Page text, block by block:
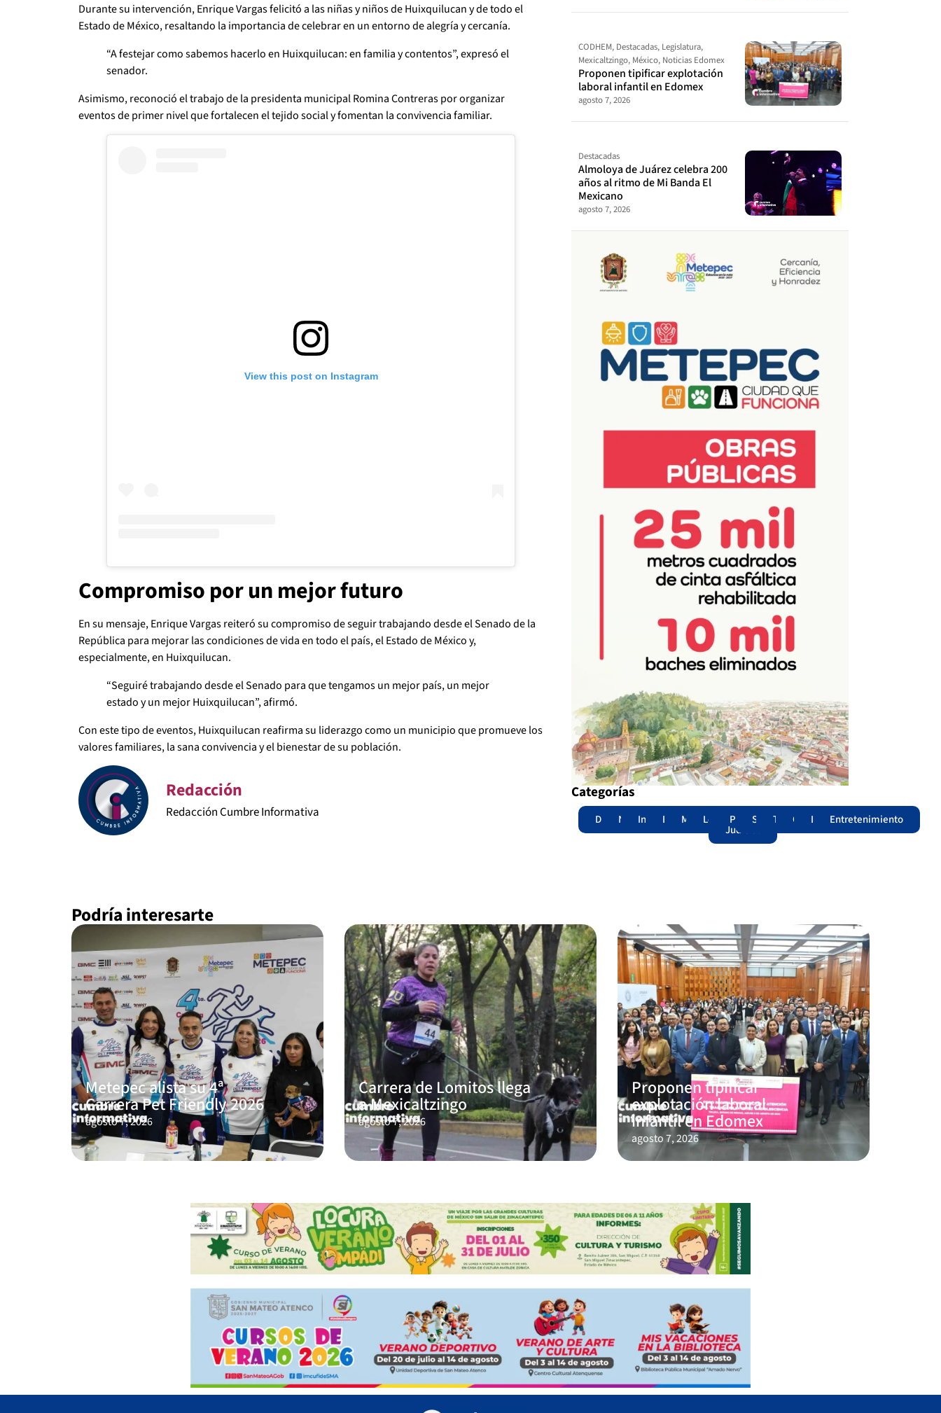
Durante su intervención, Enrique Vargas felicitó a las niñas y niños de Huixquilucan y de todo el
Estado de México, resaltando la importancia de celebrar en un entorno de alegría y cercanía.
“A festejar como sabemos hacerlo en Huixquilucan: en familia y contentos”, expresó el
senador.
Asimismo, reconoció el trabajo de la presidenta municipal Romina Contreras por organizar
eventos de primer nivel que fortalecen el tejido social y fomentan la convivencia familiar.
View this post on Instagram
Compromiso por un mejor futuro
En su mensaje, Enrique Vargas reiteró su compromiso de seguir trabajando desde el Senado de la
República para mejorar las condiciones de vida en todo el país, el Estado de México y,
especialmente, en Huixquilucan.
“Seguiré trabajando desde el Senado para que tengamos un mejor país, un mejor
estado y un mejor Huixquilucan”, afirmó.
Con este tipo de eventos, Huixquilucan reafirma su liderazgo como un municipio que promueve los
valores familiares, la sana convivencia y el bienestar de su población.
Redacción
Redacción Cumbre Informativa
CODHEM, Destacadas, Legislatura,
Mexicaltzingo, México, Noticias Edomex
Proponen tipificar explotación
laboral infantil en Edomex
agosto 7, 2026
Destacadas
Almoloya de Juárez celebra 200
años al ritmo de Mi Banda El
Mexicano
agosto 7, 2026
Categorías
Destacadas
NacionalInternacional
EdomexMunicipiosLegislatura
Poder
Judicial
SeguridadTrámites
OpiniónLomitosEntretenimiento
Podría interesarte
Metepec alista su 4ª
Carrera Pet Friendly 2026
agosto 7, 2026
Carrera de Lomitos llega
a Mexicaltzingo
agosto 7, 2026
Proponen tipificar
explotación laboral
infantil en Edomex
agosto 7, 2026